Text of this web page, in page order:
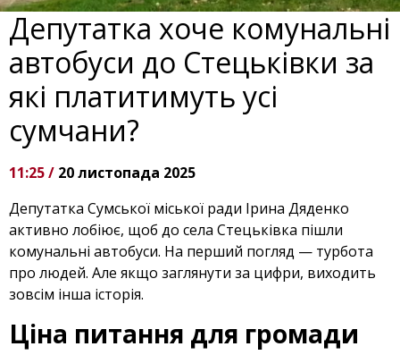
Депутатка хоче комунальні
автобуси до Стецьківки за
які платитимуть усі
сумчани?
11:25 / 20 листопада 2025
Депутатка Сумської міської ради Ірина Дяденко
активно лобіює, щоб до села Стецьківка пішли
комунальні автобуси. На перший погляд — турбота
про людей. Але якщо заглянути за цифри, виходить
зовсім інша історія.
Ціна питання для громади